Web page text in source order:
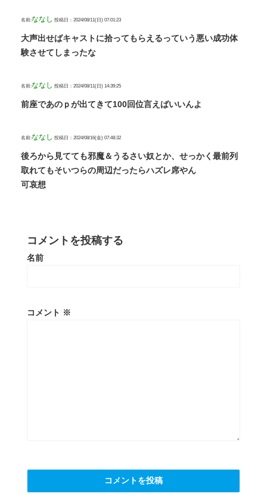
名前:ななし 投稿日：2024/08/11(日) 07:01:23
大声出せばキャストに拾ってもらえるっていう悪い成功体
験させてしまったな
名前:ななし 投稿日：2024/08/11(日) 14:39:25
前座であのｐが出てきて100回位言えばいいんよ
名前:ななし 投稿日：2024/08/16(金) 07:48:32
後ろから見てても邪魔＆うるさい奴とか、せっかく最前列
取れてもそいつらの周辺だったらハズレ席やん
可哀想
コメントを投稿する
名前
コメント ※